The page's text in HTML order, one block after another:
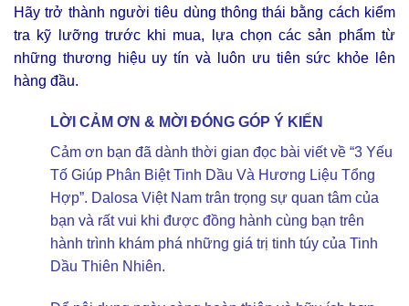
Hãy trở thành người tiêu dùng thông thái bằng cách kiểm
tra kỹ lưỡng trước khi mua, lựa chọn các sản phẩm từ
những thương hiệu uy tín và luôn ưu tiên sức khỏe lên
hàng đầu.
LỜI CẢM ƠN & MỜI ĐÓNG GÓP Ý KIẾN
Cảm ơn bạn đã dành thời gian đọc bài viết về “3 Yếu
Tố Giúp Phân Biệt Tinh Dầu Và Hương Liệu Tổng
Hợp”. Dalosa Việt Nam trân trọng sự quan tâm của
bạn và rất vui khi được đồng hành cùng bạn trên
hành trình khám phá những giá trị tinh túy của Tinh
Dầu Thiên Nhiên.